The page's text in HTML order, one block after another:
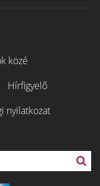
közé
Hírfigyelő
nyilatkozat